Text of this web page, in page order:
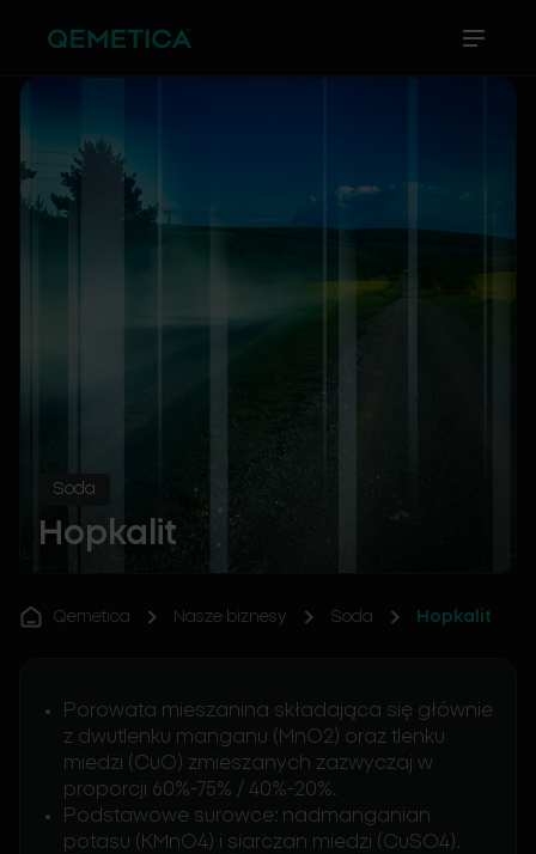
Soda
Hopkalit
Qemetica Nasze biznesy Soda Hopkalit
Porowata mieszanina składająca się głównie
z dwutlenku manganu (MnO2) oraz tlenku
miedzi (CuO) zmieszanych zazwyczaj w
proporcji 60%-75% / 40%-20%.
Podstawowe surowce: nadmanganian
potasu (KMnO4) i siarczan miedzi (CuSO4).